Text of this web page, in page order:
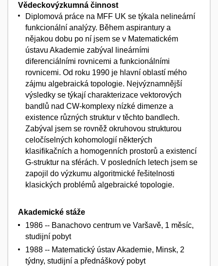
Vědeckovýzkumná činnost
Diplomová práce na MFF UK se týkala nelineární
funkcionální analýzy. Během aspirantury a
nějakou dobu po ní jsem se v Matematickém
ústavu Akademie zabýval lineárními
diferenciálními rovnicemi a funkcionálními
rovnicemi. Od roku 1990 je hlavní oblastí mého
zájmu algebraická topologie. Nejvýznamnější
výsledky se týkají charakterizace vektorových
bandlů nad CW-komplexy nízké dimenze a
existence různých struktur v těchto bandlech.
Zabýval jsem se rovněž okruhovou strukturou
celočíselných kohomologií některých
klasifikačních a homogenních prostorů a existencí
G-struktur na sférách. V posledních letech jsem se
zapojil do výzkumu algoritmické řešitelnosti
klasických problémů algebraické topologie.
Akademické stáže
1986 -- Banachovo centrum ve Varšavě, 1 měsíc,
studijní pobyt
1988 -- Matematický ústav Akademie, Minsk, 2
týdny, studijní a přednáškový pobyt